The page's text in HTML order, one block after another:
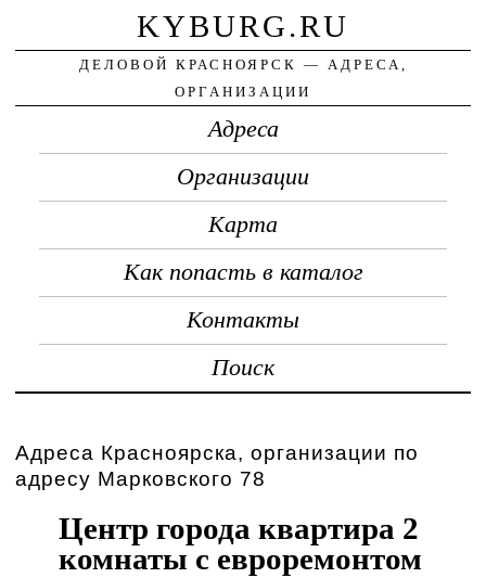
KYBURG.RU
ДЕЛОВОЙ КРАСНОЯРСК — АДРЕСА,
ОРГАНИЗАЦИИ
Адреса
Организации
Карта
Как попасть в каталог
Контакты
Поиск
Адреса Красноярска, организации по
адресу Марковского 78
Центр города квартира 2
комнаты с евроремонтом